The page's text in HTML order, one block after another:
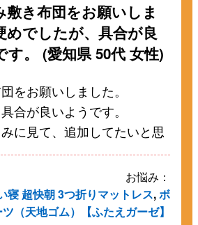
敷き布団をお願いしま
めでしたが、具合が良
す。 (愛知県 50代 女性)
をお願いしました。
合が良いようです。
に見て、追加してたいと思
お悩み：
寝 超快朝 3つ折りマットレス,ボ
（天地ゴム）【ふたえガーゼ】